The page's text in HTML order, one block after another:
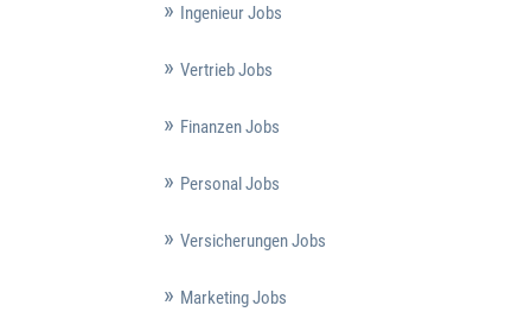
Ingenieur Jobs
Vertrieb Jobs
Finanzen Jobs
Personal Jobs
Versicherungen Jobs
Marketing Jobs